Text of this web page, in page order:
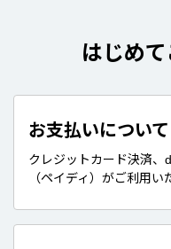
はじめ
お支払いについて
クレジットカード決済、
（ペイディ）がご利用い